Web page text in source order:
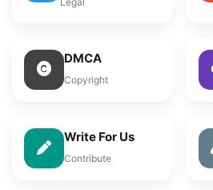
DMCA
Copyright
Write For Us
Contribute